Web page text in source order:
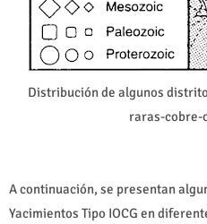
Distribución de algunos
raras-cobre-
A continuación, se presentan
Yacimientos Tipo IOCG en